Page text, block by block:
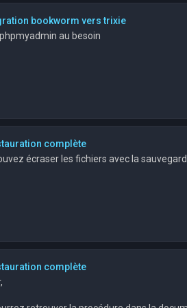
bookworm vers trixie
au besoin
complète
écraser les fichiers avec la
complète